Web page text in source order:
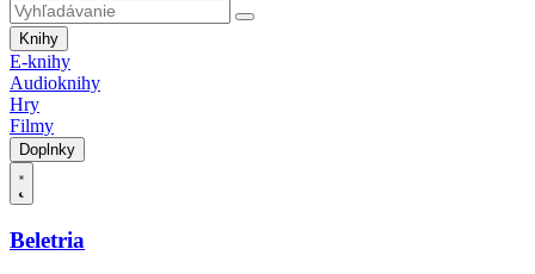
Knihy
E-knihy
Audioknihy
Hry
Filmy
Doplnky
Beletria